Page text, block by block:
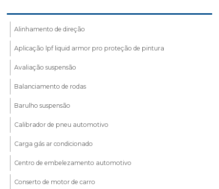
Alinhamento de direção
Aplicação lpf liquid armor pro proteção de pintura
Avaliação suspensão
Balanciamento de rodas
Barulho suspensão
Calibrador de pneu automotivo
Carga gás ar condicionado
Centro de embelezamento automotivo
Conserto de motor de carro